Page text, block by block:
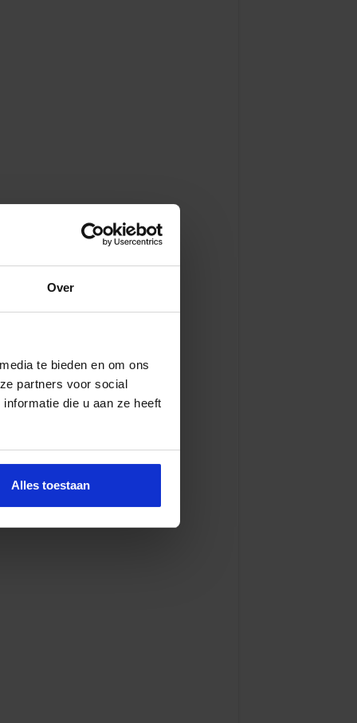
Over
te bieden en om ons
partners voor social
die u aan ze heeft
Alles toestaan